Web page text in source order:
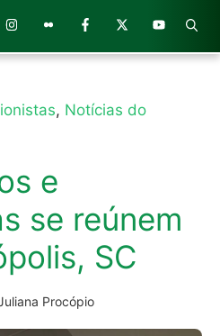
, Notícias do
e
se reúnem
SC
Procópio